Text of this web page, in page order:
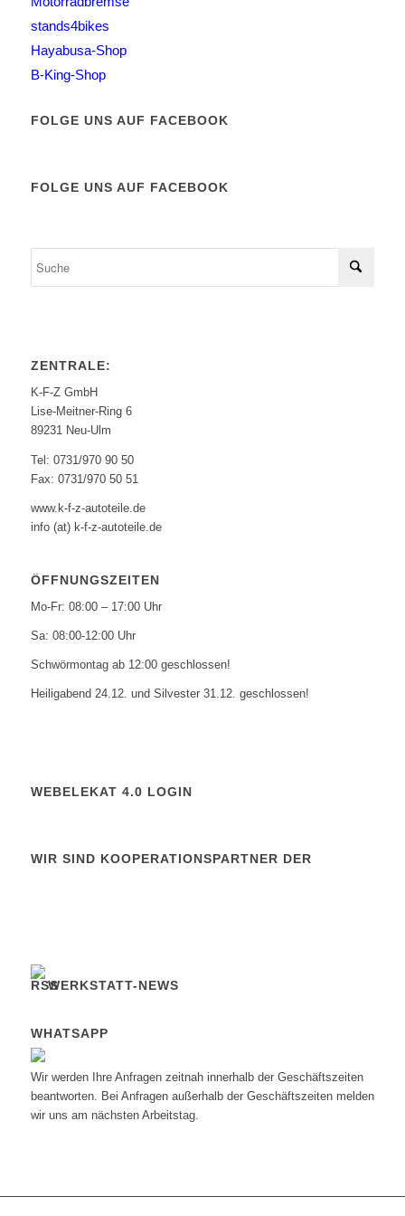
stands4bikes
Hayabusa-Shop
B-King-Shop
FOLGE UNS AUF FACEBOOK
FOLGE UNS AUF FACEBOOK
ZENTRALE:
K-F-Z GmbH
Lise-Meitner-Ring 6
89231 Neu-Ulm
Tel: 0731/970 90 50
Fax: 0731/970 50 51
www.k-f-z-autoteile.de
info (at) k-f-z-autoteile.de
ÖFFNUNGSZEITEN
Mo-Fr: 08:00 – 17:00 Uhr
Sa: 08:00-12:00 Uhr
Schwörmontag ab 12:00 geschlossen!
Heiligabend 24.12. und Silvester 31.12. geschlossen!
WEBELEKAT 4.0 LOGIN
WIR SIND KOOPERATIONSPARTNER DER
WERKSTATT-NEWS
WHATSAPP
Wir werden Ihre Anfragen zeitnah innerhalb der Geschäftszeiten
beantworten. Bei Anfragen außerhalb der Geschäftszeiten melden
wir uns am nächsten Arbeitstag.